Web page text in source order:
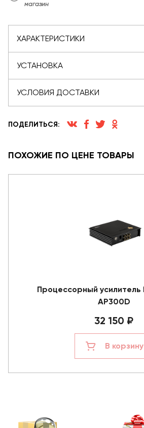
магазин
ХАРАКТЕРИСТИКИ
УСТАНОВКА
УСЛОВИЯ ДОСТАВКИ
ПОДЕЛИТЬСЯ:
ПОХОЖИЕ ПО ЦЕНЕ ТОВАРЫ
Процессорный усилитель
AP300D
32 150 ₽
В корзину